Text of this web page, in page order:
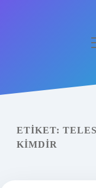
Yasal Uyarı
ETIKET:
KIMDIR